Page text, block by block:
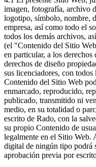
imagen, fotografía, archivo
logotipo, símbolo, nombre,
empresa, así como todo el
todos los demás archivos,
(el "Contenido del Sitio
en particular, a los
derechos de diseño
sus licenciadores, con
Contenido del Sitio Web
enmarcado, reproducido,
publicado, transmitido ni
medio, en su totalidad o
escrito de Rado, con la
su propio Contenido de
legalmente en el Sitio Web.
digital de ningún tipo podrá
aprobación previa por